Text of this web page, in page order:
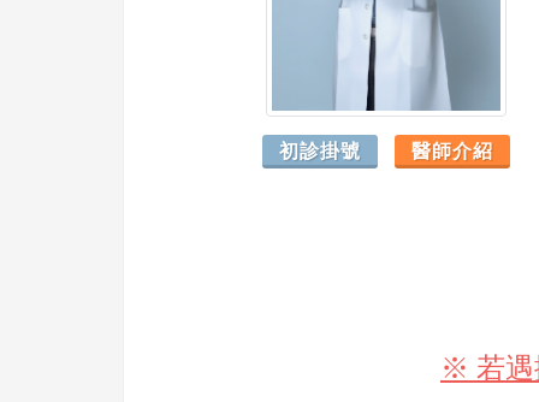
初診掛號 醫師介紹
※ 若遇